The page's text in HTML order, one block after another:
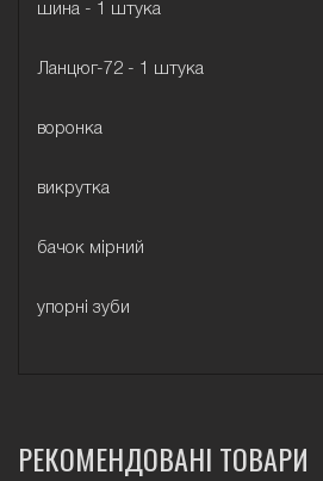
шина - 1 штука
Ланцюг-72 - 1 штука
воронка
викрутка
бачок мірний
упорні зуби
РЕКОМЕНДОВАНІ ТОВАРИ